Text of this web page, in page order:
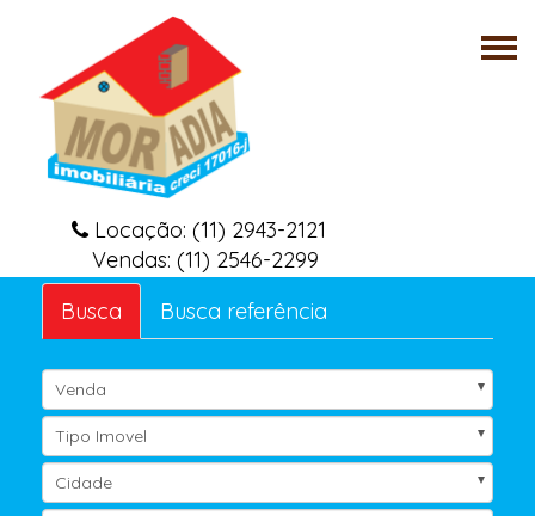
Locação: (11) 2943-2121
Vendas: (11) 2546-2299
Busca
Busca referência
Venda
Tipo Imovel
Cidade